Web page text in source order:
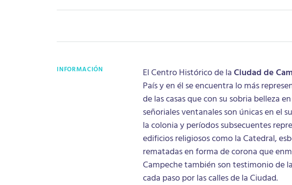
INFORMACIÓN El Centro Histórico de laCiudad de
País y en él se encuentra lo más
de las casas que con su sobria belleza
señoriales ventanales son únicas en el
la colonia y períodos subsecuentes
edificios religiosos como la Catedral,
rematadas en forma de corona que
Campeche también son testimonio de
cada paso por las calles de la Ciudad.